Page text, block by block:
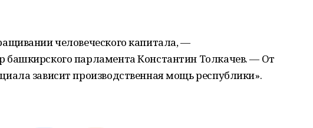
человеческого капитала, —
башкирского парламента Константин Толкачев. — От
зависит производственная мощь республики».